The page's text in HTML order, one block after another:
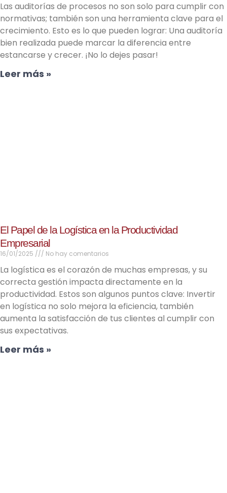
Las auditorías de procesos no son solo para cumplir con
normativas; también son una herramienta clave para el
crecimiento. Esto es lo que pueden lograr: Una auditoría
bien realizada puede marcar la diferencia entre
estancarse y crecer. ¡No lo dejes pasar!
Leer más »
El Papel de la Logística en la Productividad
Empresarial
16/01/2025 No hay comentarios
La logística es el corazón de muchas empresas, y su
correcta gestión impacta directamente en la
productividad. Estos son algunos puntos clave: Invertir
en logística no solo mejora la eficiencia, también
aumenta la satisfacción de tus clientes al cumplir con
sus expectativas.
Leer más »